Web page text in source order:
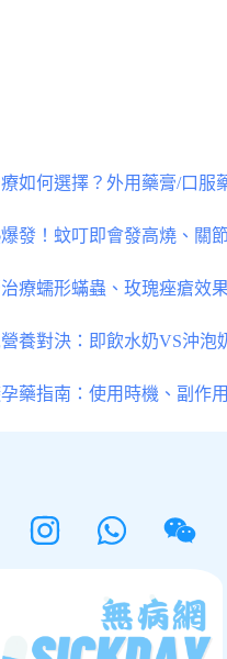
如何選擇？外用藥膏/口服
發！蚊叮即會發高燒、關
療蠕形蟎蟲、玫瑰痤瘡效
養對決：即飲水奶VS沖泡
藥指南：使用時機、副作